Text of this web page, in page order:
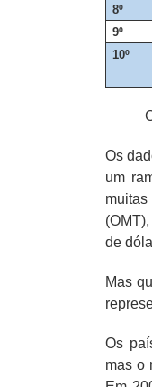
8º
9º
10º
Os
um
de
Mas
Os
mas o